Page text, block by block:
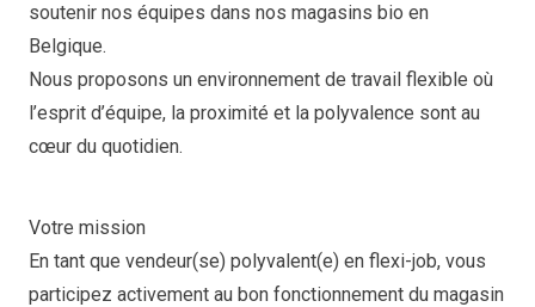
soutenir nos équipes dans nos magasins bio en
Belgique.
Nous proposons un environnement de travail flexible où
l’esprit d’équipe, la proximité et la polyvalence sont au
cœur du quotidien.
Votre mission
En tant que vendeur(se) polyvalent(e) en flexi-job, vous
participez activement au bon fonctionnement du magasin